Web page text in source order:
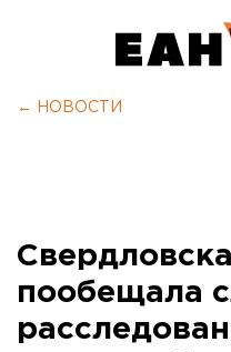
← НОВОСТИ
пообещала